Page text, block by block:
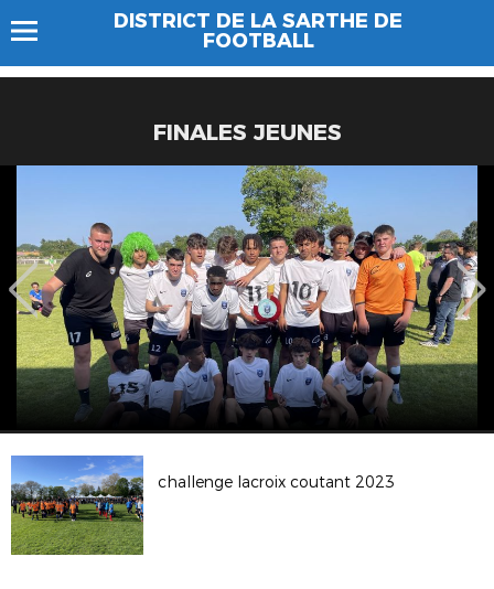
DISTRICT DE LA SARTHE DE
FOOTBALL
FINALES JEUNES
challenge lacroix coutant 2023